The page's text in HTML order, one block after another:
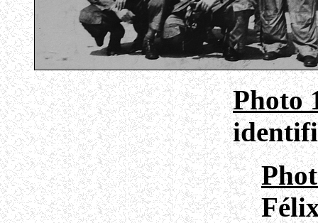
Photo